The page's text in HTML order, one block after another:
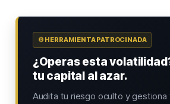
⚙️ HERRAMIENTA PATROCINADA
¿Operas esta
tu capital al azar.
Audita tu riesgo oculto y